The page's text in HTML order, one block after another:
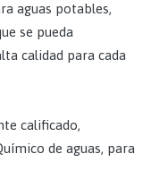
aguas potables,
se pueda
calidad para cada
calificado,
de aguas, para